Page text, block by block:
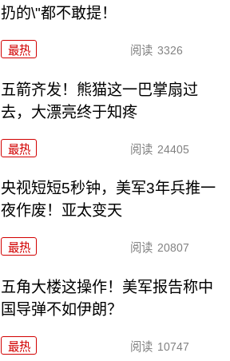
扔的\"都不敢提！
最热 阅读 3326
五箭齐发！熊猫这一巴掌扇过
去，大漂亮终于知疼
最热 阅读 24405
央视短短5秒钟，美军3年兵推一
夜作废！亚太变天
最热 阅读 20807
五角大楼这操作！美军报告称中
国导弹不如伊朗？
最热 阅读 10747